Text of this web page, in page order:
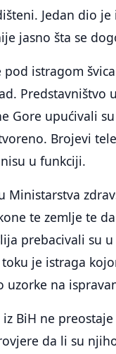
Jedan dio
jasno šta se
pod istragom
Predstavništvo
Gore upućivali
Brojevi
u funkciji.
Ministarstva
te zemlje te
prebacivali su
je istraga
uzorke na
BiH ne
da li su